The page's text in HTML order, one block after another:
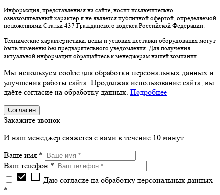
Информация, представленная на сайте, носит исключительно
ознакомительный характер и не является публичной офертой, определяемой
положениями Статьи 437 Гражданского кодекса Российской Федерации.
Технические характеристики, цены и условия поставки оборудования могут
быть изменены без предварительного уведомления. Для получения
актуальной информации обращайтесь к менеджерам нашей компании.
Мы используем cookie для обработки персональных данных и
улучшения работы сайта. Продолжая использование сайта, вы
даёте согласие на обработку данных. Подробнее
Согласен
Закажите звонок
И наш менеджер свяжется с вами в течение 10 минут
Ваше имя *
Ваш телефон *
check_box check_box_outline_blank Даю согласие на обработку персональных данных
*